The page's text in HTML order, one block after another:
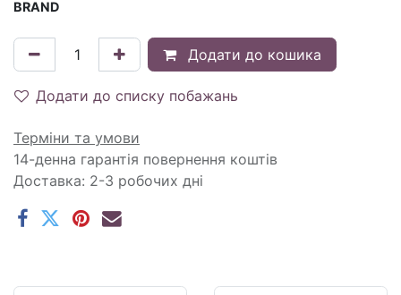
BRAND
Додати до кошика
Додати до списку побажань
Терміни та умови
14-денна гарантія повернення коштів
Доставка: 2-3 робочих дні